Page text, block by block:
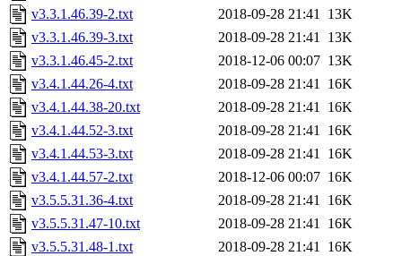
v3.3.1.46.39-2.txt
2018-09-28 21:41 13K
v3.3.1.46.39-3.txt
2018-09-28 21:41 13K
v3.3.1.46.45-2.txt
2018-12-06 00:07 13K
v3.4.1.44.26-4.txt
2018-09-28 21:41 16K
v3.4.1.44.38-20.txt
2018-09-28 21:41 16K
v3.4.1.44.52-3.txt
2018-09-28 21:41 16K
v3.4.1.44.53-3.txt
2018-09-28 21:41 16K
v3.4.1.44.57-2.txt
2018-12-06 00:07 16K
v3.5.5.31.36-4.txt
2018-09-28 21:41 16K
v3.5.5.31.47-10.txt
2018-09-28 21:41 16K
v3.5.5.31.48-1.txt
2018-09-28 21:41 16K